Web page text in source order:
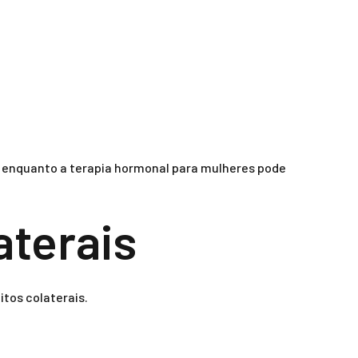
a terapia hormonal para mulheres pode
colaterais.